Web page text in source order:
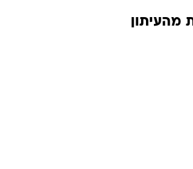
מהעיתון